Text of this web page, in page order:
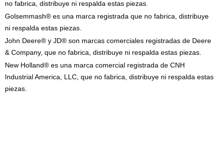
no fabrica, distribuye ni respalda estas piezas.
Golsemmash® es una marca registrada que no fabrica, distribuye
ni respalda estas piezas.
John Deere® y JD® son marcas comerciales registradas de Deere
& Company, que no fabrica, distribuye ni respalda estas piezas.
New Holland® es una marca comercial registrada de CNH
Industrial America, LLC, que no fabrica, distribuye ni respalda estas
piezas.